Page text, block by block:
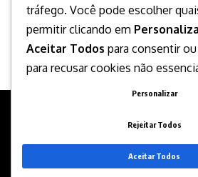
Desenvolvido por
tráfego. Você pode escolher
permitir clicando em
Aceitar Todos para consentir ou
para recusar cookies não
Personalizar
Rejeitar Todos
Aceitar Todos